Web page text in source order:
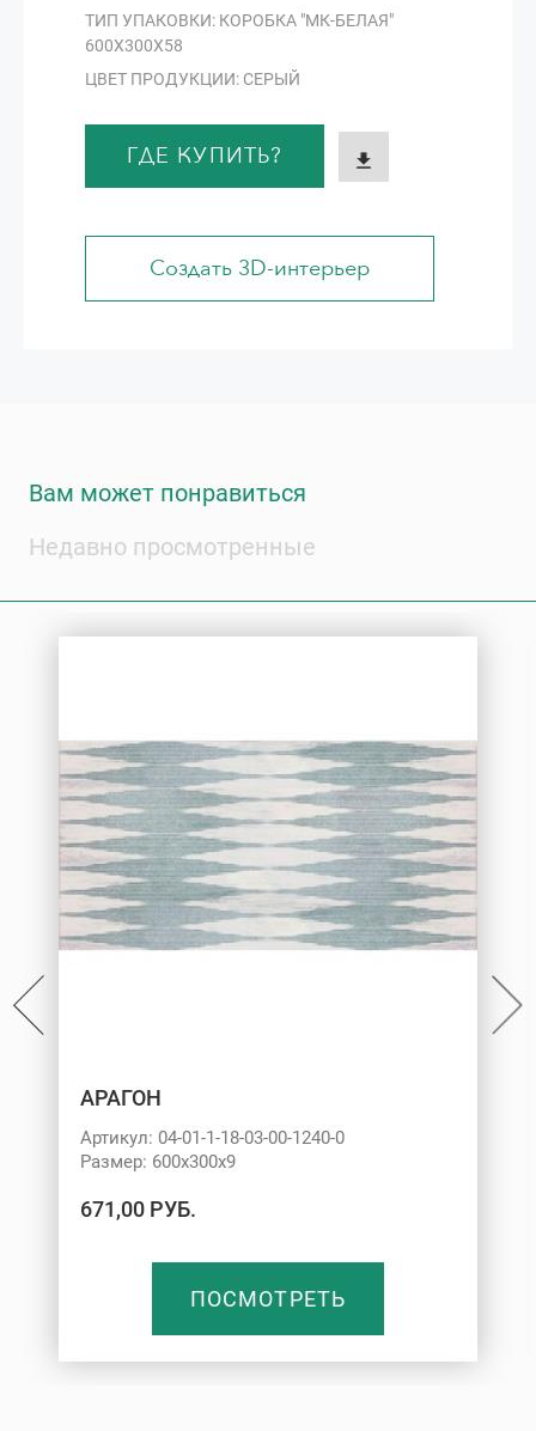
ТИП УПАКОВКИ: КОРОБКА "МК-БЕЛАЯ"
600Х300Х58
ЦВЕТ ПРОДУКЦИИ: СЕРЫЙ
ГДЕ КУПИТЬ?
Создать 3D-интерьер
Вам может понравиться
Недавно просмотренные
АРАГОН
Артикул: 04-01-1-18-03-00-1240-0
Размер: 600х300х9
671,00 РУБ.
ПОСМОТРЕТЬ